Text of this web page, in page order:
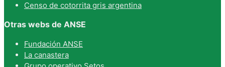
Censo de cotorrita gris argentina
Otras webs de ANSE
Fundación ANSE
La canastera